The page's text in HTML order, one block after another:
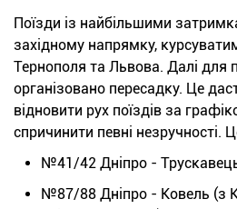
Поїзди із найбільшими
західному напрямку,
Тернополя та Львова. Далі для
організовано пересадку. Це
відновити рух поїздів за
спричинити певні незручності.
№41/42 Дніпро -
№87/88 Дніпро - Ковель (з